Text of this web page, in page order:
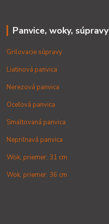
Panvice, woky, súpravy
Grilovacie súpravy
Liatinová panvica
Nerezová panvica
Oceľová panvica
Smaltovaná panvica
Nepriľnavá panvica
Wok, priemer: 31 cm
Wok, priemer: 36 cm